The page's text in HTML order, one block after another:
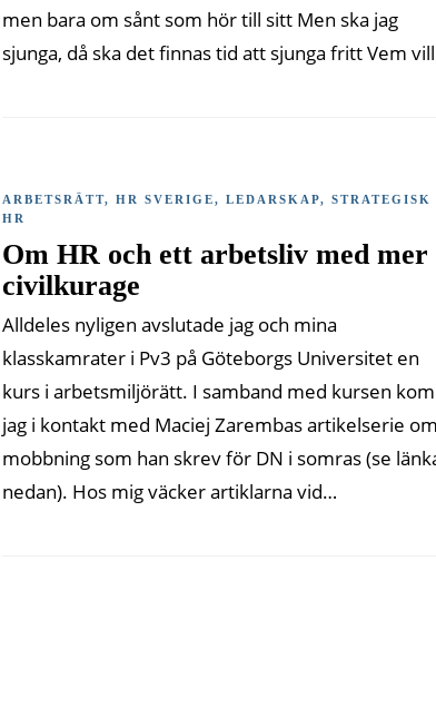
men bara om sånt som hör till sitt Men ska jag
sjunga, då ska det finnas tid att sjunga fritt Vem
ARBETSRÄTT, HR SVERIGE, LEDARSKAP, STRATEGISK
HR
Om HR och ett arbetsliv med mer
civilkurage
Alldeles nyligen avslutade jag och mina
klasskamrater i Pv3 på Göteborgs Universitet en
kurs i arbetsmiljörätt. I samband med kursen kom
jag i kontakt med Maciej Zarembas artikelserie
mobbning som han skrev för DN i somras (se
nedan). Hos mig väcker artiklarna vid…